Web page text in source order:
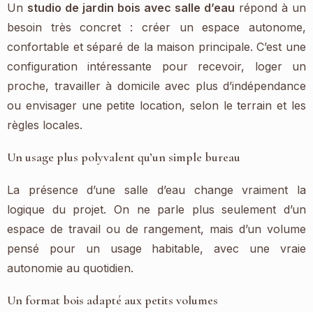
Un studio de jardin bois avec salle d’eau répond à un
besoin très concret : créer un espace autonome,
confortable et séparé de la maison principale. C’est une
configuration intéressante pour recevoir, loger un
proche, travailler à domicile avec plus d’indépendance
ou envisager une petite location, selon le terrain et les
règles locales.
Un usage plus polyvalent qu’un simple bureau
La présence d’une salle d’eau change vraiment la
logique du projet. On ne parle plus seulement d’un
espace de travail ou de rangement, mais d’un volume
pensé pour un usage habitable, avec une vraie
autonomie au quotidien.
Un format bois adapté aux petits volumes